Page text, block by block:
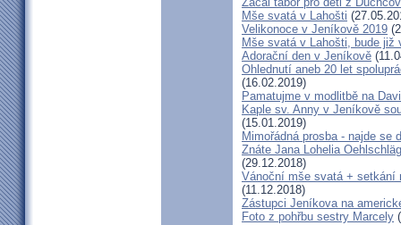
Mše svatá v Lahošti
Velikonoce v Jeníkově 2019
Mše svatá v Lahošti, bude již
Adorační den v Jeníkově
Ohlednutí aneb 20 let
(16.02.2019)
Pamatujme v modlitbě na
Kaple sv. Anny v Jeníkově
(15.01.2019)
Mimořádná prosba - najde se
Znáte Jana Lohelia
(29.12.2018)
Vánoční mše svatá + setkání
(11.12.2018)
Zástupci Jeníkova na
Foto z pohřbu sestry Marcely